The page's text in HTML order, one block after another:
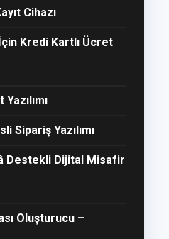
Cihazı
Kredi Kartlı Ücret
Sipariş Yazılımı
Destekli Dijital Misafir
Oluşturucu –